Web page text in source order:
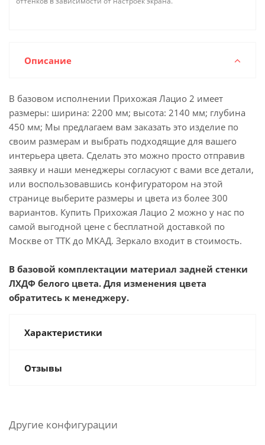
Описание
В базовом исполнении Прихожая Лацио 2 имеет
размеры: ширина: 2200 мм; высота: 2140 мм; глубина
450 мм; Мы предлагаем вам заказать это изделие по
своим размерам и выбрать подходящие для вашего
интерьера цвета. Сделать это можно просто отправив
заявку и наши менеджеры согласуют с вами все детали,
или воспользовавшись конфигуратором на этой
странице выберите размеры и цвета из более 300
вариантов. Купить Прихожая Лацио 2 можно у нас по
самой выгодной цене с бесплатной доставкой по
Москве от ТТК до МКАД. Зеркало входит в стоимость.
В базовой комплектации материал задней стенки
ЛХДФ белого цвета. Для изменения цвета
обратитесь к менеджеру.
Характеристики
Отзывы
Другие конфигурации